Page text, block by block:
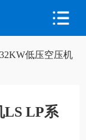
低压空压机
LS LP系